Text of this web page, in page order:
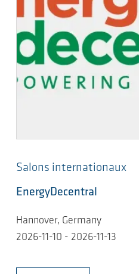
Salons internationaux
EnergyDecentral
Hannover, Germany
2026-11-10 - 2026-11-13